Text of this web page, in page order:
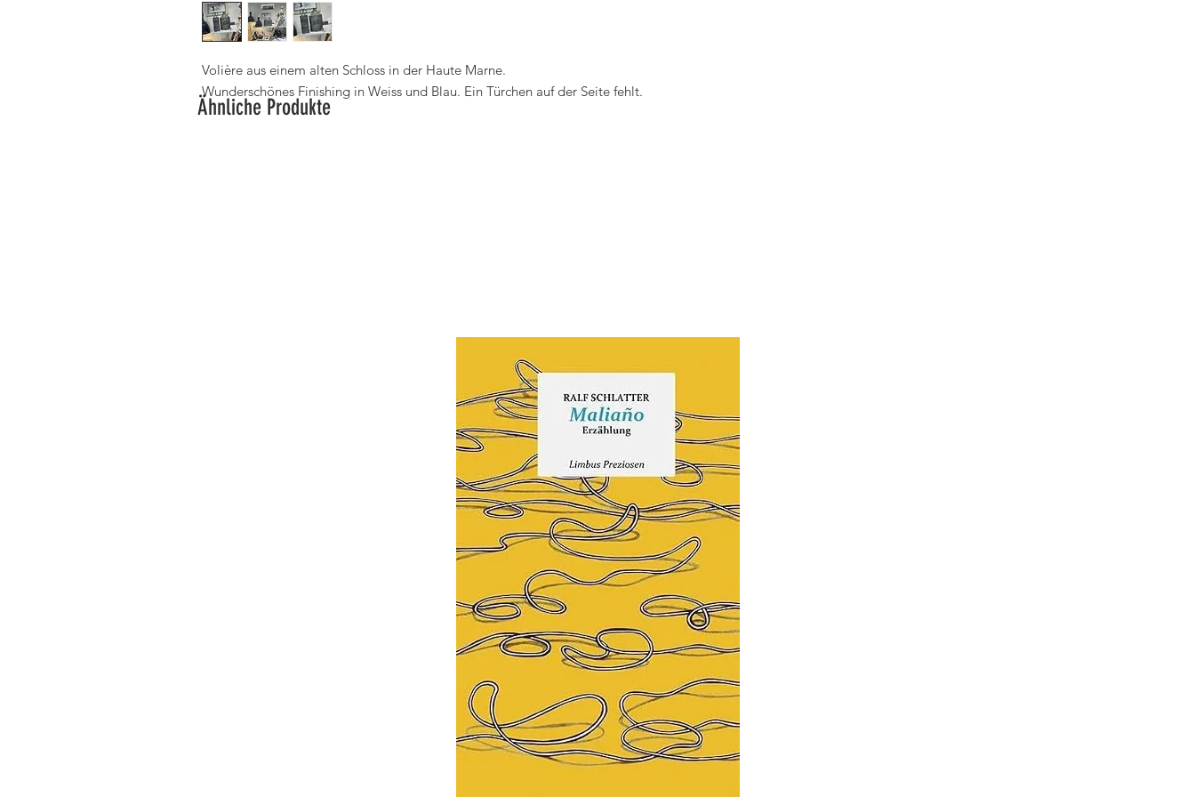
Volière aus einem alten Schloss in der Haute Marne.
Wunderschönes Finishing in Weiss und Blau. Ein Türchen auf der Seite fehlt.
Ähnliche Produkte